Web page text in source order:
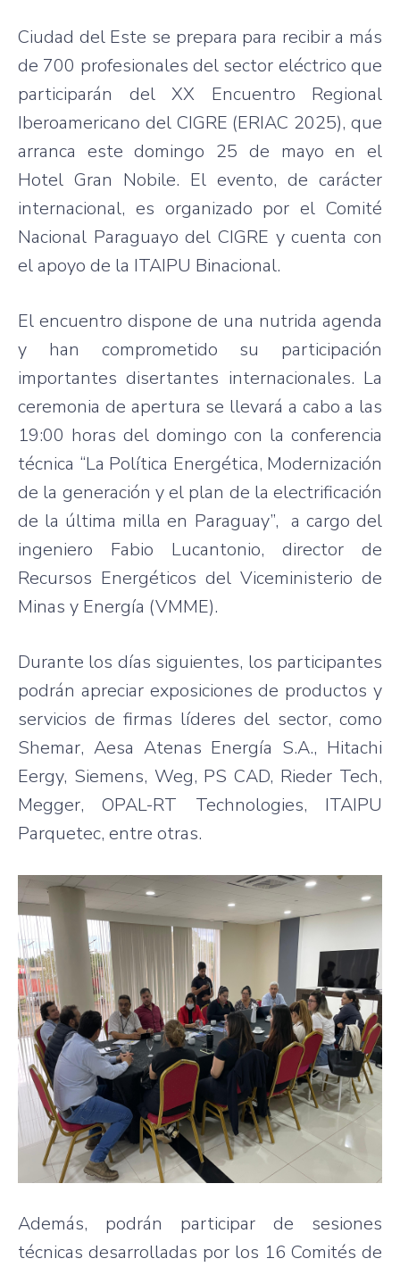
Ciudad del Este se prepara para recibir a más
de 700 profesionales del sector eléctrico que
participarán del XX Encuentro Regional
Iberoamericano del CIGRE (ERIAC 2025), que
arranca este domingo 25 de mayo en el
Hotel Gran Nobile. El evento, de carácter
internacional, es organizado por el Comité
Nacional Paraguayo del CIGRE y cuenta con
el apoyo de la ITAIPU Binacional.
El encuentro dispone de una nutrida agenda
y han comprometido su participación
importantes disertantes internacionales. La
ceremonia de apertura se llevará a cabo a las
19:00 horas del domingo con la conferencia
técnica “La Política Energética, Modernización
de la generación y el plan de la electrificación
de la última milla en Paraguay”, a cargo del
ingeniero Fabio Lucantonio, director de
Recursos Energéticos del Viceministerio de
Minas y Energía (VMME).
Durante los días siguientes, los participantes
podrán apreciar exposiciones de productos y
servicios de firmas líderes del sector, como
Shemar, Aesa Atenas Energía S.A., Hitachi
Eergy, Siemens, Weg, PS CAD, Rieder Tech,
Megger, OPAL-RT Technologies, ITAIPU
Parquetec, entre otras.
Además, podrán participar de sesiones
técnicas desarrolladas por los 16 Comités de